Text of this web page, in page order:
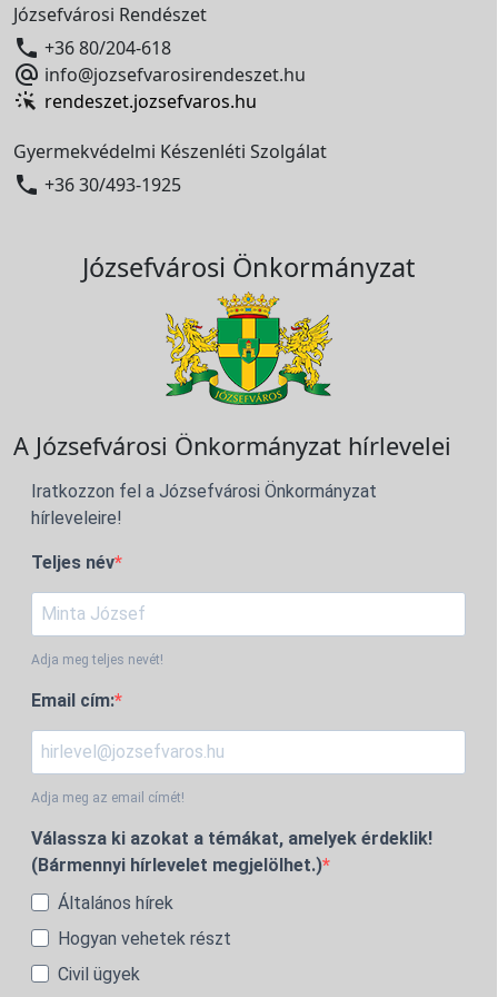
Józsefvárosi Rendészet
 +36 80/204-618
 info@jozsefvarosirendeszet.hu
rendeszet.jozsefvaros.hu
Gyermekvédelmi Készenléti Szolgálat
 +36 30/493-1925
Józsefvárosi Önkormányzat
A Józsefvárosi Önkormányzat hírlevelei
Iratkozzon fel a Józsefvárosi Önkormányzat
hírleveleire!
Teljes név
Adja meg teljes nevét!
Email cím:
Adja meg az email címét!
Válassza ki azokat a témákat, amelyek érdeklik!
(Bármennyi hírlevelet megjelölhet.)
Általános hírek
Hogyan vehetek részt
Civil ügyek